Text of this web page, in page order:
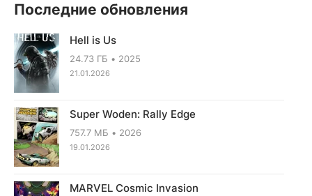
Последние обновления
Hell is Us
24.73 ГБ 2025
21.01.2026
Super Woden: Rally Edge
757.7 МБ 2026
19.01.2026
MARVEL Cosmic Invasion